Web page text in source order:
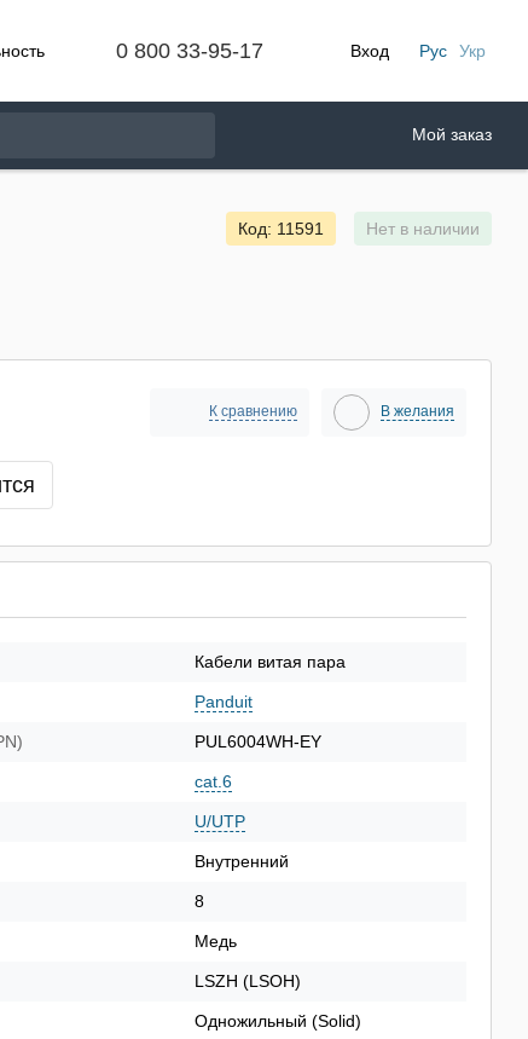
0 800 33-95-17 Вход Рус Укр
Мой заказ
Нет в наличии
Код: 11591
К сравнению В желания
Кабели витая пара
Panduit
PUL6004WH-EY
cat.6
U/UTP
Внутренний
8
Медь
LSZH (LSOH)
Одножильный (Solid)